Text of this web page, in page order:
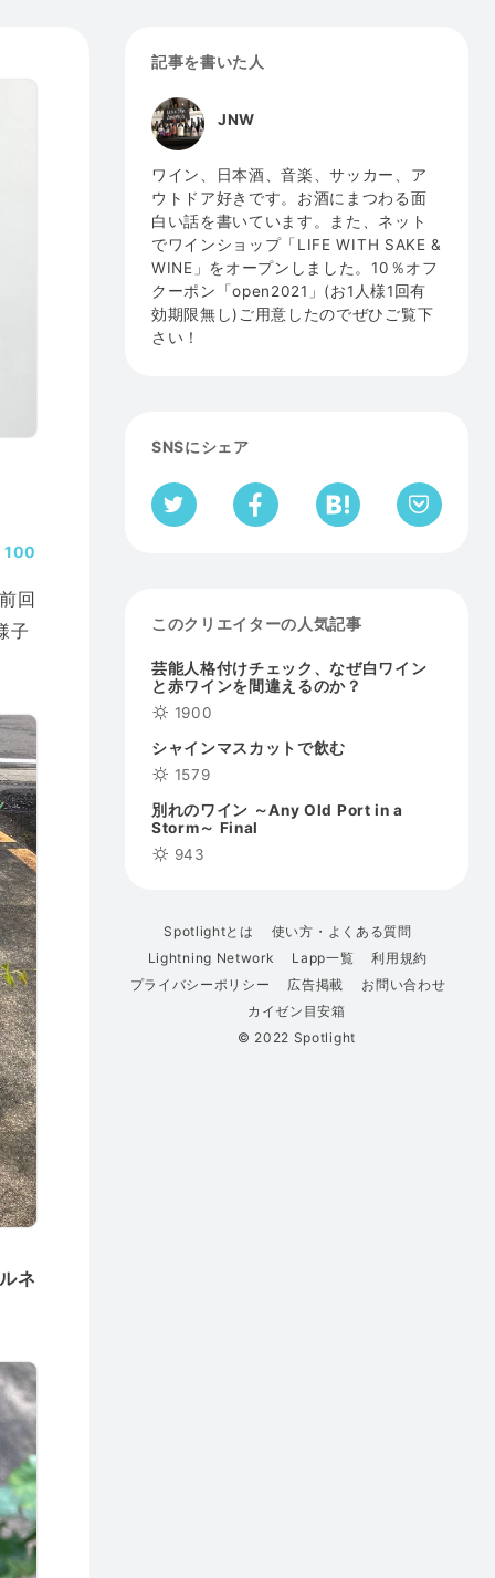
100
回
子
ネ
記事を書いた人
JNW
ワイン、日本酒、音楽、サッカー、ア
ウトドア好きです。お酒にまつわる面
白い話を書いています。また、ネット
でワインショップ「LIFE WITH SAKE &
WINE」をオープンしました。10％オフ
クーポン「open2021」(お1人様1回有
効期限無し)ご用意したのでぜひご覧下
さい！
SNSにシェア
このクリエイターの人気記事
芸能人格付けチェック、なぜ白ワイン
と赤ワインを間違えるのか？
1900
シャインマスカットで飲む
1579
別れのワイン ～Any Old Port in a
Storm～ Final
943
Spotlightとは
使い方・よくある質問
Lightning Network
Lapp一覧
利用規約
プライバシーポリシー
広告掲載
お問い合わせ
カイゼン目安箱
© 2022 Spotlight